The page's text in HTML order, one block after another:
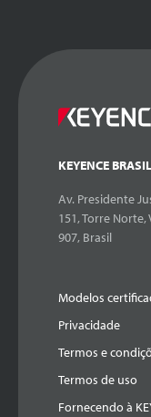
KEYENCE BRASIL
Av. Presidente
151, Torre Norte,
907, Brasil
Modelos
Privacidade
Termos e
Termos de uso
Fornecendo à